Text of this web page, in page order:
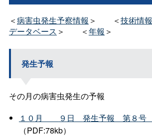
＜病害虫発生予察情報 ＞ ＜技術情報
データベース ＞ ＜年報 ＞
発生予報
その月の病害虫発生の予報
１０ 月 ９ 日 発生予報 第８
（PDF:78kb）